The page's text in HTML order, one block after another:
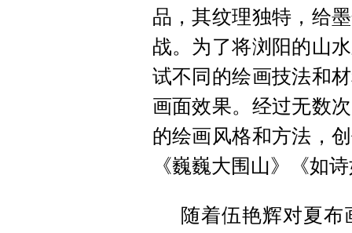
品，其纹理独特，给
战。为了将浏阳的山
试不同的绘画技法和
画面效果。经过无数
的绘画风格和方法，
《巍巍大围山》《如
随着伍艳辉对夏